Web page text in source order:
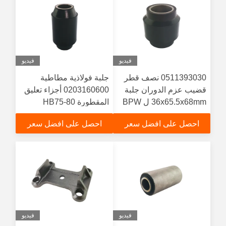
فيديو
0511393030 نصف قطر
قضيب عزم الدوران جلبة
36x65.5x68mm ل BPW
احصل على افضل سعر
فيديو
جلبة فولاذية مطاطية
0203160600 أجزاء تعليق
المقطورة HB75-80
احصل على افضل سعر
فيديو فيديو